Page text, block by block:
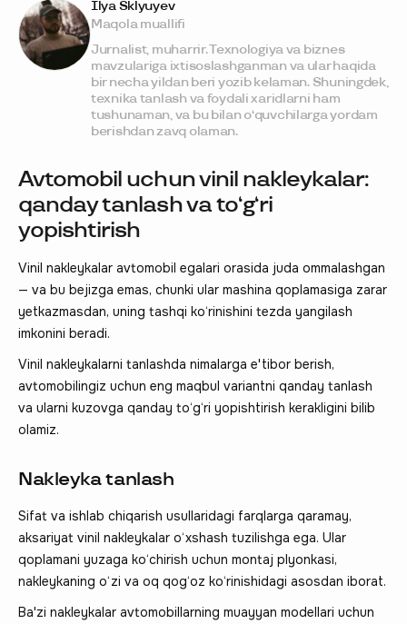
Avtomobil uchun vinil nakleykalar:
qanday tanlash va to‘g‘ri
yopishtirish
Vinil nakleykalar avtomobil egalari orasida juda ommalashgan
— va bu bejizga emas, chunki ular mashina qoplamasiga zarar
yetkazmasdan, uning tashqi ko‘rinishini tezda yangilash
imkonini beradi.
Vinil nakleykalarni tanlashda nimalarga e'tibor berish,
avtomobilingiz uchun eng maqbul variantni qanday tanlash
va ularni kuzovga qanday to‘g‘ri yopishtirish kerakligini bilib
olamiz.
Nakleyka tanlash
Sifat va ishlab chiqarish usullaridagi farqlarga qaramay,
aksariyat vinil nakleykalar o‘xshash tuzilishga ega. Ular
qoplamani yuzaga ko‘chirish uchun montaj plyonkasi,
nakleykaning o‘zi va oq qog‘oz ko‘rinishidagi asosdan iborat.
Ba'zi nakleykalar avtomobillarning muayyan modellari uchun
Ilya Sklyuyev
Maqola muallifi
Jurnalist, muharrir. Texnologiya va biznes
mavzulariga ixtisoslashganman va ular haqida
bir necha yildan beri yozib kelaman. Shuningdek,
texnika tanlash va foydali xaridlarni ham
tushunaman, va bu bilan o‘quvchilarga yordam
berishdan zavq olaman.